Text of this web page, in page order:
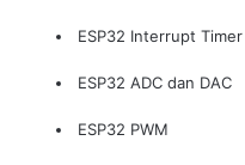
ESP32 Interrupt Timer
ESP32 ADC dan DAC
ESP32 PWM